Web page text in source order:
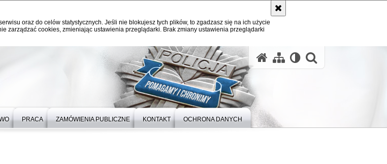
oraz do celów statystycznych. Jeśli nie blokujesz tych plików, to zgadzasz się na ich użycie
zarządzać cookies, zmieniając ustawienia przeglądarki. Brak zmiany ustawienia przeglądarki
PRACA ZAMÓWIENIA PUBLICZNE KONTAKT OCHRONA DANYCH